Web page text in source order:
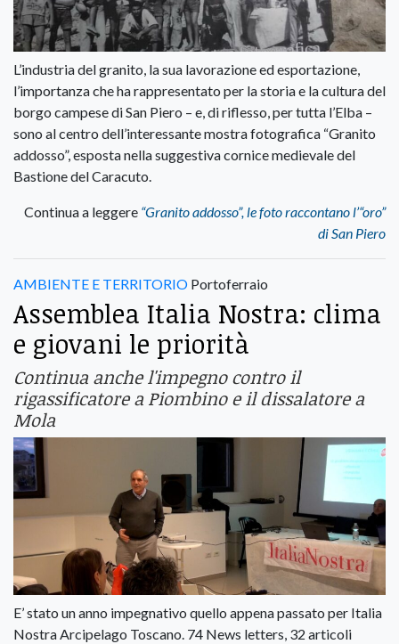
L’industria del granito, la sua lavorazione ed esportazione,
l’importanza che ha rappresentato per la storia e la cultura del
borgo campese di San Piero – e, di riflesso, per tutta l’Elba –
sono al centro dell’interessante mostra fotografica “Granito
addosso”, esposta nella suggestiva cornice medievale del
Bastione del Caracuto.
Continua a leggere “Granito addosso”, le foto raccontano l’“oro”
di San Piero
AMBIENTE E TERRITORIO Portoferraio
Assemblea Italia Nostra: clima
e giovani le priorità
Continua anche l'impegno contro il
rigassificatore a Piombino e il dissalatore a
Mola
E’ stato un anno impegnativo quello appena passato per Italia
Nostra Arcipelago Toscano. 74 News letters, 32 articoli